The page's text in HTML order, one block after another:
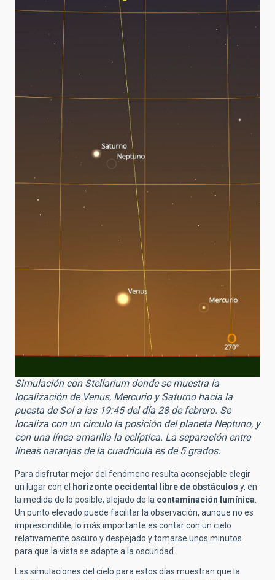
Simulación con Stellarium donde se muestra la
localización de Venus, Mercurio y Saturno hacia la
puesta de Sol a las 19:45 del día 28 de febrero. Se
localiza con un círculo la posición del planeta Neptuno, y
con una línea amarilla la eclíptica. La separación entre
líneas naranjas de la cuadrícula es de 5 grados.
Para disfrutar mejor del fenómeno resulta aconsejable elegir
un lugar con el
horizonte occidental libre de obstáculos y, en
la medida de lo posible, alejado de la contaminación lumínica
Un punto elevado puede facilitar la observación, aunque no es
imprescindible; lo más importante es contar con un cielo
relativamente oscuro y despejado y tomarse unos minutos
para que la vista se adapte a la oscuridad.
Las simulaciones del cielo para estos días muestran que la